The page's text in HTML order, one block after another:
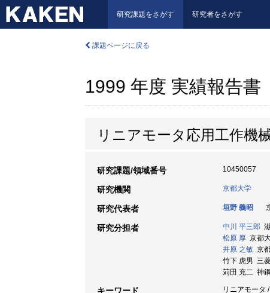
研究課題をさがす 研究者をさがす
課題ページに戻る
1999 年度 実績報告書
リニアモータ応用工作機
研究課題/領域番号 10450057
研究機関 京都大学
研究代表者 垣野 義昭
研究分担者 中川 平三郎
松原 厚 京都
井原 之敏 京
竹下 虎男 三
苅田 充二 神
キーワード リニアモータ